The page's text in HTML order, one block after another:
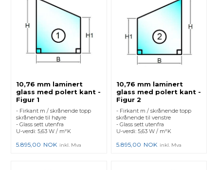
10,76 mm laminert
glass med polert kant -
Figur 1
- Firkant m / skrånende topp
skrånende til høyre
- Glass sett utenfra
U-verdi: 5,63 W / m²K
5.895,00 NOK inkl. Mva
10,76 mm laminert
glass med polert kant -
Figur 2
- Firkant m / skrånende topp
skrånende til venstre
- Glass sett utenfra
U-verdi: 5,63 W / m²K
5.895,00 NOK inkl. Mva